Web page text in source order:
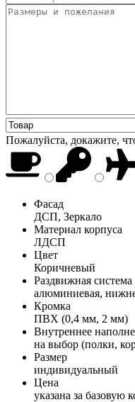
Пожалуйста, докажите,
Фасад
ДСП, Зеркало
Материал корпуса
ЛДСП
Цвет
Коричневый
Раздвижная система
алюминиевая,
Кромка
ПВХ (0,4 мм, 2 мм)
Внутреннее
на выбор (полки,
Размер
индивидуальный
Цена
указана за базовую